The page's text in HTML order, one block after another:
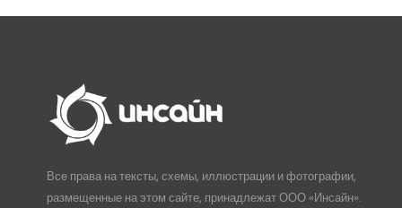
Все права на тексты, схемы, иллюстрации и фотографии,
размещенные на этом сайте, принадлежат ООО «Инсайн».